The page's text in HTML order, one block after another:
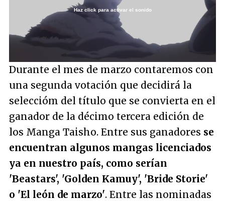
/
Haz click para activar el sonido
Durante el mes de marzo contaremos con
una segunda votación que decidirá la
seleccióm del título que se convierta en el
ganador de la décimo tercera edición de
los Manga Taisho. Entre sus ganadores se
encuentran algunos mangas licenciados
ya en nuestro país, como serían
'Beastars', 'Golden Kamuy', 'Bride Storie'
o 'El león de marzo'. Entre las nominadas